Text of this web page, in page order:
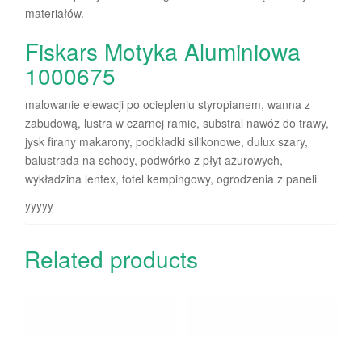
materiałów.
Fiskars Motyka Aluminiowa
1000675
malowanie elewacji po ociepleniu styropianem, wanna z
zabudową, lustra w czarnej ramie, substral nawóz do trawy,
jysk firany makarony, podkładki silikonowe, dulux szary,
balustrada na schody, podwórko z płyt ażurowych,
wykładzina lentex, fotel kempingowy, ogrodzenia z paneli
yyyyy
Related products